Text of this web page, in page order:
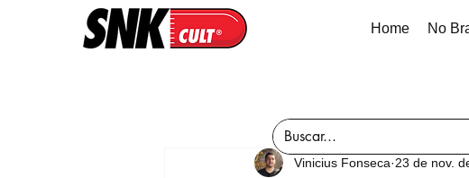
Home No
Vinicius Fonseca 23 de nov.